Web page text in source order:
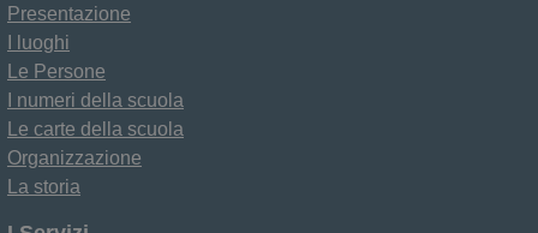
Presentazione
I luoghi
Le Persone
I numeri della scuola
Le carte della scuola
Organizzazione
La storia